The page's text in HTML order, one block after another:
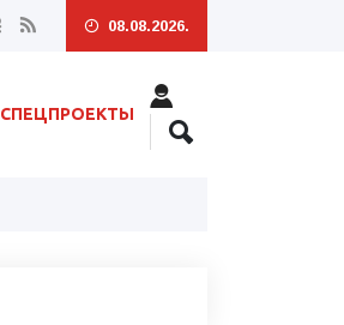
08.08.2026.
СПЕЦПРОЕКТЫ